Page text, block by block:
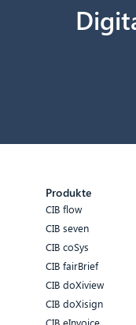
Produkte
CIB flow
CIB seven
CIB coSys
CIB fairBrief
CIB doXiview
CIB doXisign